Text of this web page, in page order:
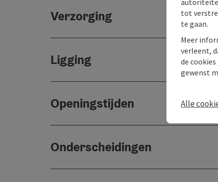
Verzorging
Ligging
Openingstijden
Onderscheidingen
tot
te gaan.
Meer
verleent,
de
gewenst
Alle